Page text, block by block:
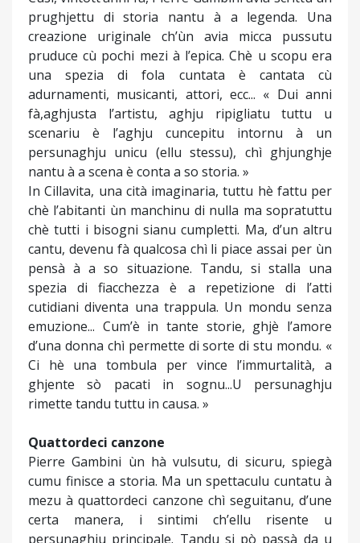
prughjettu di storia nantu à a legenda. Una
creazione uriginale ch’ùn avia micca pussutu
pruduce cù pochi mezi à l’epica. Chè u scopu era
una spezia di fola cuntata è cantata cù
adurnamenti, musicanti, attori, ecc... « Dui anni
fà,aghjusta l’artistu, aghju ripigliatu tuttu u
scenariu è l’aghju cuncepitu intornu à un
persunaghju unicu (ellu stessu), chì ghjunghje
nantu à a scena è conta a so storia. »
In Cillavita, una cità imaginaria, tuttu hè fattu per
chè l’abitanti ùn manchinu di nulla ma sopratuttu
chè tutti i bisogni sianu cumpletti. Ma, d’un altru
cantu, devenu fà qualcosa chì li piace assai per ùn
pensà à a so situazione. Tandu, si stalla una
spezia di fiacchezza è a repetizione di l’atti
cutidiani diventa una trappula. Un mondu senza
emuzione... Cum’è in tante storie, ghjè l’amore
d’una donna chì permette di sorte di stu mondu. «
Ci hè una tombula per vince l’immurtalità, a
ghjente sò pacati in sognu...U persunaghju
rimette tandu tuttu in causa. »
Quattordeci canzone
Pierre Gambini ùn hà vulsutu, di sicuru, spiegà
cumu finisce a storia. Ma un spettaculu cuntatu à
mezu à quattordeci canzone chì seguitanu, d’une
certa manera, i sintimi ch’ellu risente u
persunaghju principale. Tandu si pò passà da u